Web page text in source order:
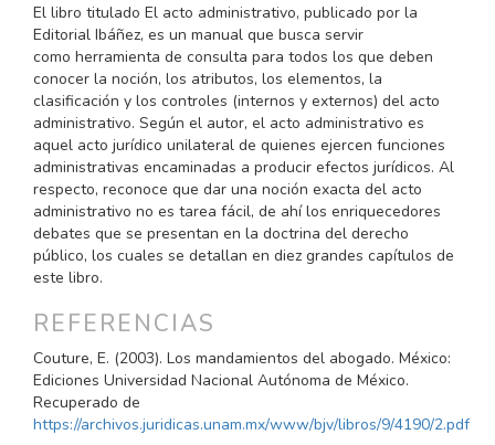
El libro titulado El acto administrativo, publicado por la
Editorial Ibáñez, es un manual que busca servir
como herramienta de consulta para todos los que deben
conocer la noción, los atributos, los elementos, la
clasificación y los controles (internos y externos) del acto
administrativo. Según el autor, el acto administrativo es
aquel acto jurídico unilateral de quienes ejercen funciones
administrativas encaminadas a producir efectos jurídicos. Al
respecto, reconoce que dar una noción exacta del acto
administrativo no es tarea fácil, de ahí los enriquecedores
debates que se presentan en la doctrina del derecho
público, los cuales se detallan en diez grandes capítulos de
este libro.
REFERENCIAS
Couture, E. (2003). Los mandamientos del abogado. México:
Ediciones Universidad Nacional Autónoma de México.
Recuperado de
https://archivos.juridicas.unam.mx/www/bjv/libros/9/4190/2.pdf